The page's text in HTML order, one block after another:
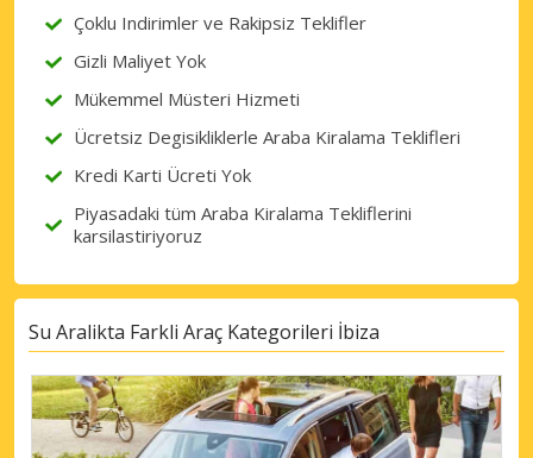
Çoklu Indirimler ve Rakipsiz Teklifler
Gizli Maliyet Yok
Mükemmel Müsteri Hizmeti
Ücretsiz Degisikliklerle Araba Kiralama Teklifleri
Kredi Karti Ücreti Yok
Piyasadaki tüm Araba Kiralama Tekliflerini
karsilastiriyoruz
Su Aralikta Farkli Araç Kategorileri İbiza